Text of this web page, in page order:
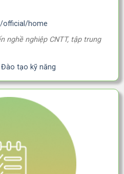
official/home
nghề nghiệp CNTT, tập trung
Đào tạo kỹ năng